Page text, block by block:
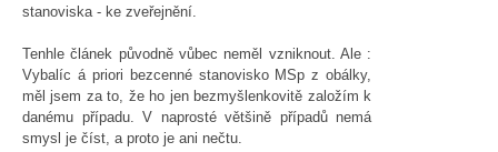
stanoviska - ke zveřejnění.
Tenhle článek původně vůbec neměl vzniknout. Ale :
Vybalíc á priori bezcenné stanovisko MSp z obálky,
měl jsem za to, že ho jen bezmyšlenkovitě založím k
danému případu. V naprosté většině případů nemá
smysl je číst, a proto je ani nečtu.